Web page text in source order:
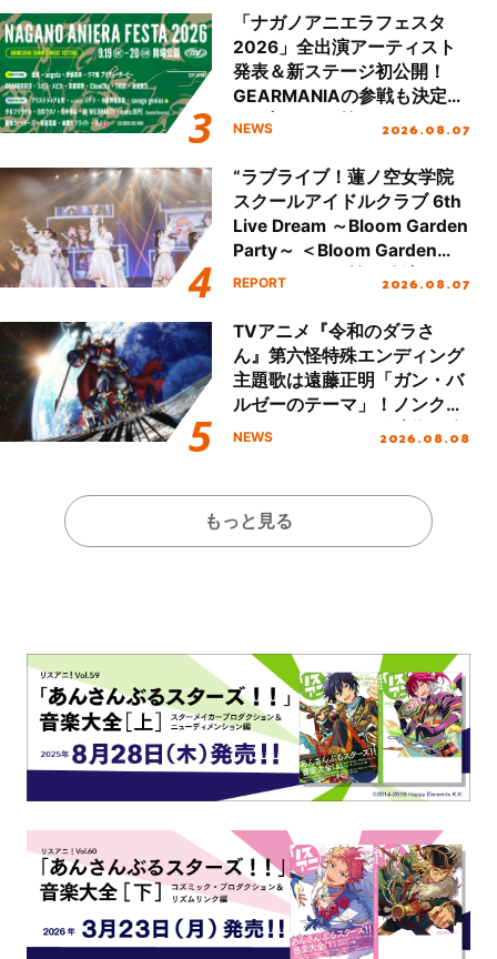
「ナガノアニエラフェスタ
2026」全出演アーティスト
発表＆新ステージ初公開！
GEARMANIAの参戦も決定
し、初となる第3ステージの
NEWS 2026.08.07
“ラブライブ！蓮ノ空女学院
スクールアイドルクラブ 6th
Live Dream ～Bloom Garden
Party～ ＜Bloom Garden
Party Stage／埼玉公演＞”
REPORT 2026.08.07
TVアニメ『令和のダラさ
ん』第六怪特殊エンディング
主題歌は遠藤正明「ガン・バ
ルゼーのテーマ」！ノンクレ
ジットエンディング映像も公
NEWS 2026.08.08
もっと見る